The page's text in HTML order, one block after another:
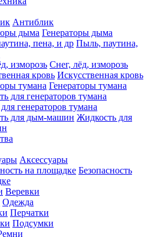
Антиблик
Генераторы дыма
Пыль, паутина,
Снег, лёд, изморозь
Искусственная кровь
Генераторы тумана
генераторов тумана
Жидкость для
Аксессуары
Безопасность
Веревки
Одежда
Перчатки
Подсумки